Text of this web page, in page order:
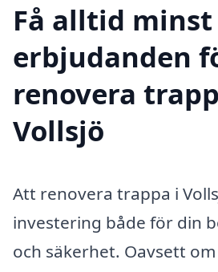
Få alltid minst
erbjudanden
renovera
Vollsjö
Att renovera trappa i
investering både för din
och säkerhet. Oavsett